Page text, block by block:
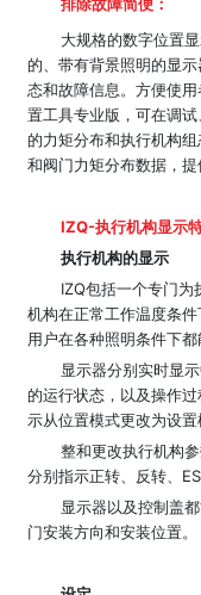
排除故障简便：
大规格的数字位置
的、带有背景照明的显
态和故障信息。方便使
置工具专业版，可在调
的力矩分布和执行机构
和阀门力矩分布数据，
IZQ-执行机构显示
执行机构的显示
IZQ包括一个专门为
机构在正常工作温度条
用户在各种照明条件下都
显示器分别实时显
的运行状态，以及操作
示从位置模式更改为设
整和更改执行机构
分别指示正转、反转、
显示器以及控制盖
门安装方向和安装位置。